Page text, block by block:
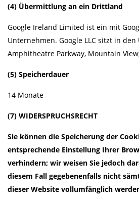
(4) Übermittlung an ein Drittland
Google Ireland Limited ist ein mit
Unternehmen. Google LLC sitzt in den
Amphitheatre Parkway, Mountain
(5) Speicherdauer
14 Monate
(7) WIDERSPRUCHSRECHT
Sie können die Speicherung der
entsprechende Einstellung Ihrer
verhindern; wir weisen Sie jedoch
diesem Fall gegebenenfalls nicht
dieser Website vollumfänglich